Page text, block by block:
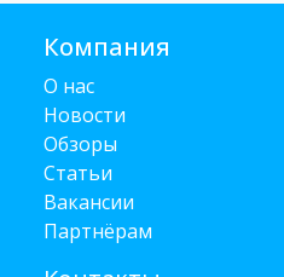
Компания
О нас
Новости
Обзоры
Статьи
Вакансии
Партнёрам